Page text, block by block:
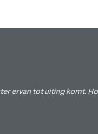
ervan tot uiting komt.